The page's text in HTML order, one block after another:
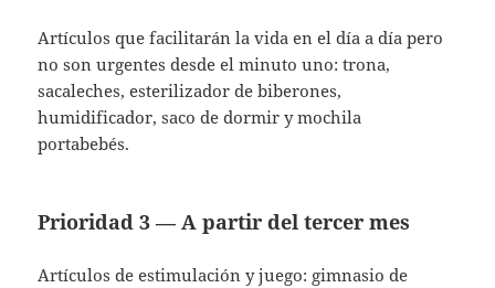
Artículos que facilitarán la vida en el día a día pero
no son urgentes desde el minuto uno: trona,
sacaleches, esterilizador de biberones,
humidificador, saco de dormir y mochila
portabebés.
Prioridad 3 — A partir del tercer mes
Artículos de estimulación y juego: gimnasio de